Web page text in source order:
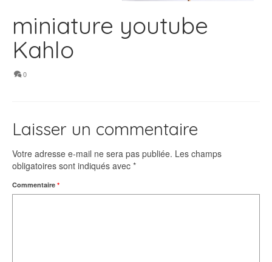
miniature youtube
Kahlo
0
Laisser un commentaire
Votre adresse e-mail ne sera pas publiée. Les champs
obligatoires sont indiqués avec *
Commentaire *